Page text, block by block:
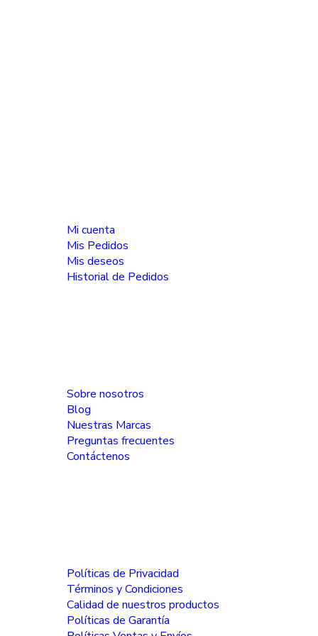
Mi cuenta
Mis Pedidos
Mis deseos
Historial de Pedidos
Sobre nosotros
Blog
Nuestras Marcas
Preguntas frecuentes
Contáctenos
Políticas de Privacidad
Términos y Condiciones
Calidad de nuestros productos
Políticas de Garantía